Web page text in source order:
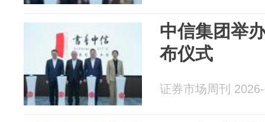
中信集团举
布仪式
证券市场周刊